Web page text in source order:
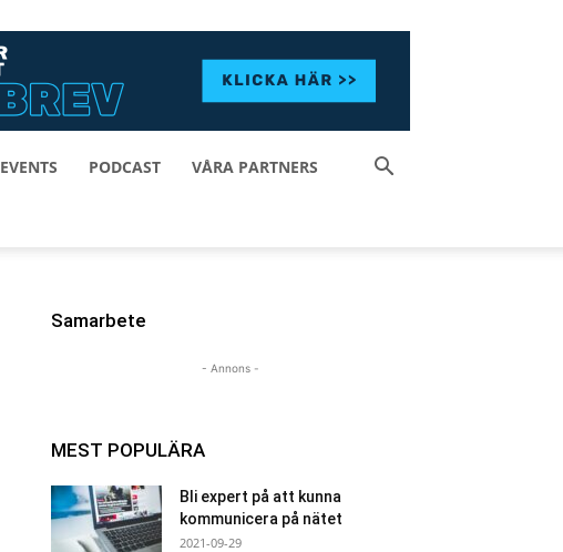
EVENTS PODCAST VÅRA PARTNERS
Samarbete
- Annons -
MEST POPULÄRA
Bli expert på att kunna
kommunicera på nätet
2021-09-29